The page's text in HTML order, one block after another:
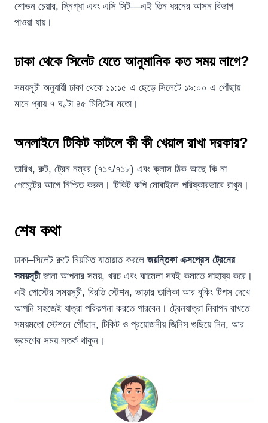
শোভন চেয়ার, স্নিগ্ধা এবং এসি সিট—এই তিন ধরনের আসন বিভাগ
পাওয়া যায়।
ঢাকা থেকে সিলেট যেতে আনুমানিক কত সময় লাগে?
সময়সূচী অনুযায়ী ঢাকা থেকে ১১:১৫ এ ছেড়ে সিলেটে ১৯:০০ এ পৌঁছায়
মানে প্রায় ৭ ঘণ্টা ৪৫ মিনিটের মতো।
অনলাইনে টিকিট কাটলে কী কী খেয়াল রাখা দরকার?
তারিখ, রুট, ট্রেন নম্বর (৭১৭/৭১৮) এবং ক্লাস ঠিক আছে কি না
পেমেন্টের আগে নিশ্চিত করুন। টিকিট কপি মোবাইলে পরিষ্কারভাবে রাখুন।
শেষ কথা
ঢাকা–সিলেট রুটে নিয়মিত যাতায়াত করলে জয়ন্তিকা এক্সপ্রেস ট্রেনের
সময়সূচীজানা আপনার সময়, খরচ এবং ঝামেলা সবই কমাতে সাহায্য করে।
এই পোস্টের সময়সূচী, বিরতি স্টেশন, ভাড়ার তালিকা আর বুকিং টিপস দেখে
আপনি সহজেই যাত্রা পরিকল্পনা করতে পারবেন। ট্রেনযাত্রা নিরাপদ রাখতে
সময়মতো স্টেশনে পৌঁছান, টিকিট ও প্রয়োজনীয় জিনিস গুছিয়ে নিন, আর
ভ্রমণের সময় সতর্ক থাকুন।